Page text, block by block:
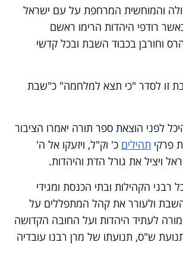
והמוחשית המרחפת על עם ישראל
רודפי היהדות הרימו ראשם
וחורבן בכבוד השבת ובכל קדשי
זו לסדר "כי תצא למלחמה" כ"שבת
לפני הוצאת ספר תורה יאמרו הציבור
פרקי תהילים כ' וק"ל, ויזעקו אל ה'
ויציל את גורל הדת והיהדות.
רבני הקהילות ובתי הכנסת ומגידי
ולעורר את קהל המתפללים על
לעתיד היהדות ועל החובה הקדושה
ש"ס, תנועתו של מרן רבנו עובדיה